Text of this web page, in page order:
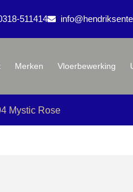
511414
Merken Vloerbewerking
Mystic Rose